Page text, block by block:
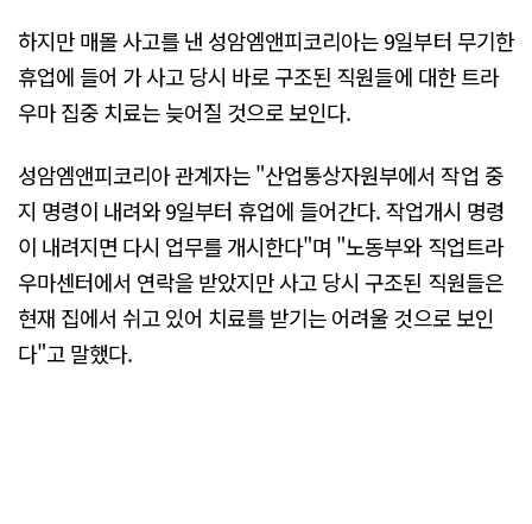
하지만 매몰 사고를 낸 성암엠앤피코리아는 9일부터 무기한
휴업에 들어 가 사고 당시 바로 구조된 직원들에 대한 트라
우마 집중 치료는 늦어질 것으로 보인다.
성암엠앤피코리아 관계자는 "산업통상자원부에서 작업 중
지 명령이 내려와 9일부터 휴업에 들어간다. 작업개시 명령
이 내려지면 다시 업무를 개시한다"며 "노동부와 직업트라
우마센터에서 연락을 받았지만 사고 당시 구조된 직원들은
현재 집에서 쉬고 있어 치료를 받기는 어려울 것으로 보인
다"고 말했다.